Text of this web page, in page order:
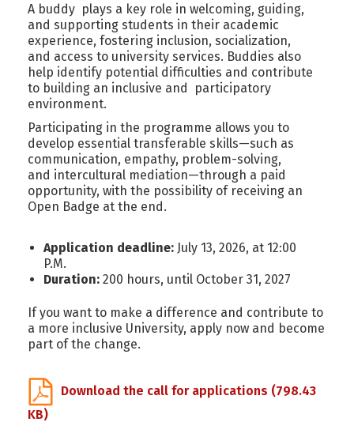
A buddy plays a key role in welcoming, guiding,
and supporting students in their academic
experience, fostering inclusion, socialization,
and access to university services. Buddies also
help identify potential difficulties and contribute
to building an inclusive and participatory
environment.
Participating in the programme allows you to
develop essential transferable skills—such as
communication, empathy, problem-solving,
and intercultural mediation—through a paid
opportunity, with the possibility of receiving an
Open Badge at the end.
Application deadline: July 13, 2026, at 12:00
P.M.
Duration: 200 hours, until October 31, 2027
If you want to make a difference and contribute to
a more inclusive University, apply now and become
part of the change.
Download the call for applications (798.43
KB)